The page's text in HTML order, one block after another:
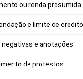
ou renda presumida
e limite de crédito
negativas e anotações
de protestos